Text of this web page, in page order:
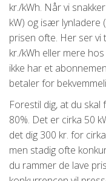
kr./kWh. Når vi
kW) og især lynladere
prisen ofte. Her ser vi
kr./kWh eller mere
ikke har et
betaler for
Forestil dig, at du
80%. Det er cirka 50
det dig 300 kr. for
men stadig ofte
du rammer de lave